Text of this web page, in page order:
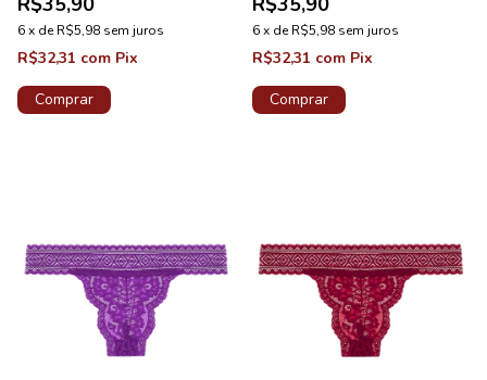
6x deR$5,98 sem juros
R$32,31 com Pix
Comprar
6x deR$5,98 sem juros
R$32,31 com Pix
Comprar